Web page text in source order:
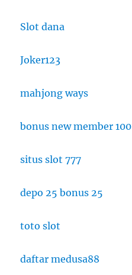
Slot dana
Joker123
mahjong ways
bonus new member 100
situs slot 777
depo 25 bonus 25
toto slot
daftar medusa88